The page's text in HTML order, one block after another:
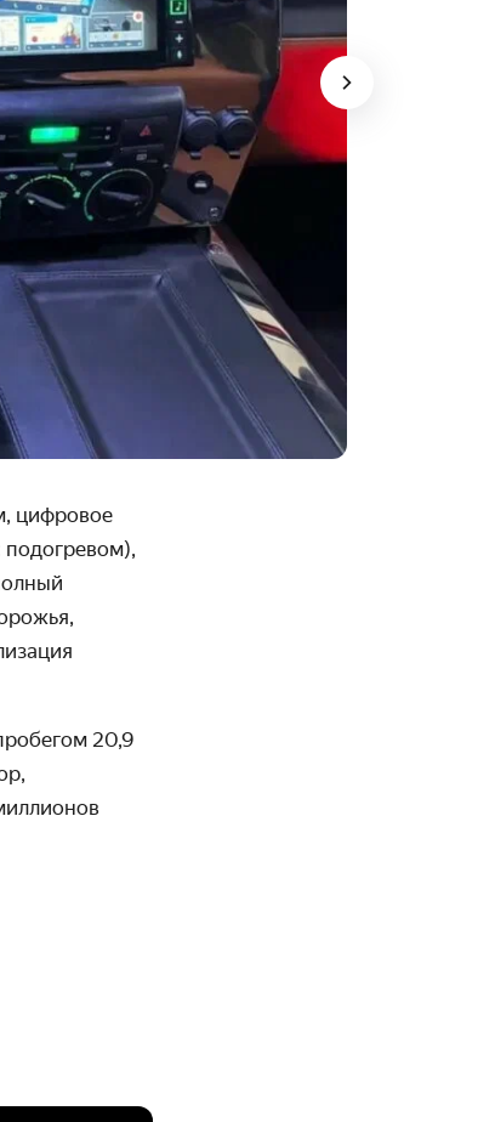
цифровое
подогревом),
20,9